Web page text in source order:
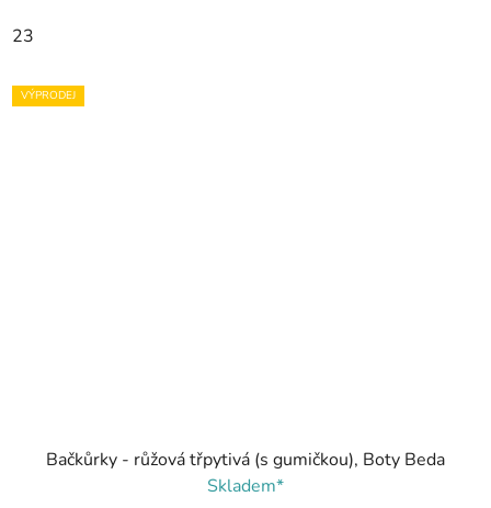
23
VÝPRODEJ
Bačkůrky - růžová třpytivá (s gumičkou), Boty Beda
Skladem*